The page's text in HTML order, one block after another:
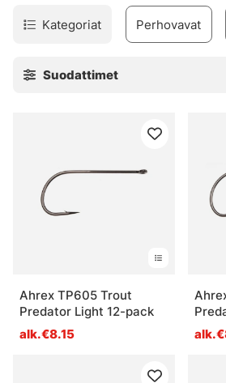
Kategoriat Perhovavat
Suodattimet
Ahrex TP605 Trout
Predator Light 12-pack
alk.€8.15